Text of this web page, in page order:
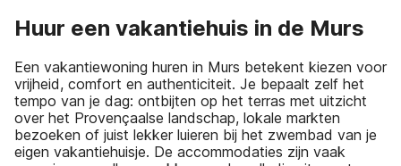
Huur een vakantiehuis in de Murs
Een vakantiewoning huren in Murs betekent kiezen voor
vrijheid, comfort en authenticiteit. Je bepaalt zelf het
tempo van je dag: ontbijten op het terras met uitzicht
over het Provençaalse landschap, lokale markten
bezoeken of juist lekker luieren bij het zwembad van je
eigen vakantiehuisje. De accommodaties zijn vaak